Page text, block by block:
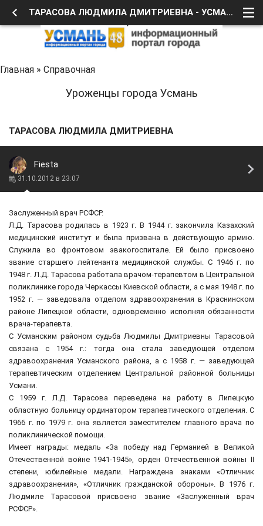
ТАРАСОВА ЛЮДМИЛА ДМИТРИЕВНА - УСМАНЬ 48
Главная » Справочная
Уроженцы города Усмань
ТАРАСОВА ЛЮДМИЛА ДМИТРИЕВНА
Fiesta
31.10.2012 в 23:07
Заслуженный врач РСФСР.
Л.Д. Тарасова родилась в 1923 г. В 1944 г. закончила Казахский
медицинский институт и была призвана в действующую армию.
Служила во фронтовом эвакогоспитале. Ей было присвоено
звание старшего лейтенанта медицинской службы. С 1946 г. по
1948 г. Л.Д. Тарасова работала врачом-терапевтом в Центральной
поликлинике города Черкассы Киевской области, а с мая 1948 г. по
1952 г. — заведовала отделом здравоохранения в Краснинском
районе Липецкой области, одновременно исполняя обязанности
врача-терапевта.
С Усманским районом судьба Людмилы Дмитриевны Тарасовой
связана с 1954 г.: тогда она стала заведующей отделом
здравоохранения Усманского района, а с 1958 г. — заведующей
терапевтическим отделением Центральной районной больницы
Усмани.
С 1959 г. Л.Д. Тарасова переведена на работу в Липецкую
областную больницу ординатором терапевтического отделения. С
1966 г. по 1979 г. она является заместителем главного врача по
поликлинической помощи.
Имеет награды: медаль «За победу над Германией в Великой
Отечественной войне 1941-1945», орден Отечественной войны II
степени, юбилейные медали. Награждена знаками «Отличник
здравоохранения», «Отличник гражданской обороны». В 1976 г.
Людмиле Тарасовой присвоено звание «Заслуженный врач
РСФСР».